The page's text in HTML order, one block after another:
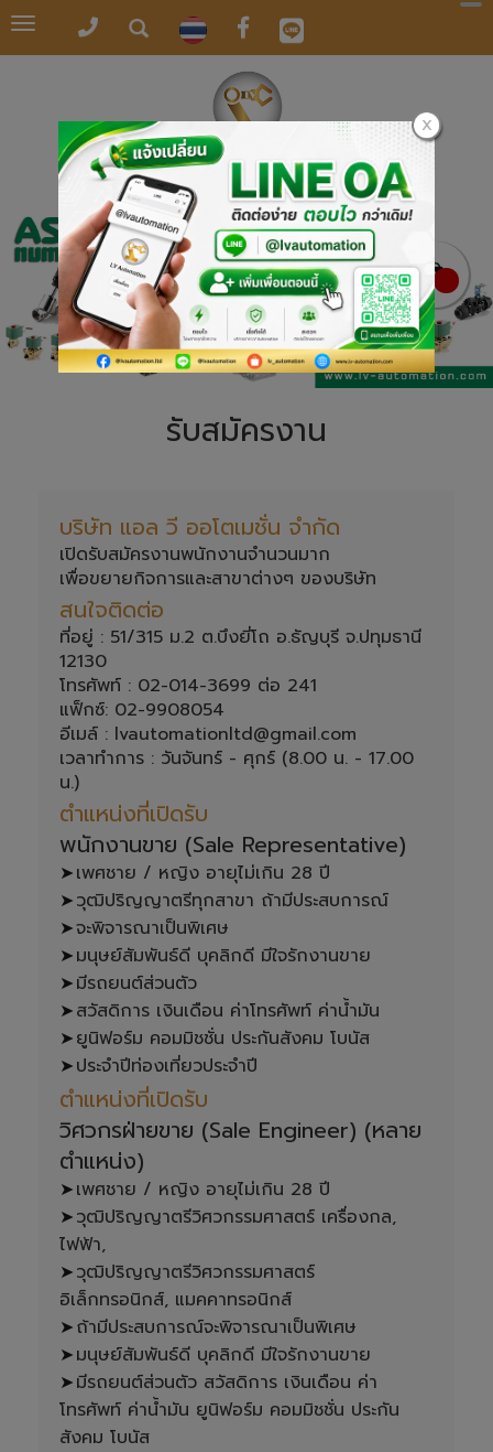
Toggle
navigation
รับสมัครงาน
บริษัท แอล วี ออโตเมชั่น จำกัด
เปิดรับสมัครงานพนักงานจำนวนมาก
เพื่อขยายกิจการและสาขาต่างๆ ของบริษัท
สนใจติดต่อ
ที่อยู่ : 51/315 ม.2 ต.บึงยี่โถ อ.ธัญบุรี จ.ปทุมธานี
12130
โทรศัพท์ : 02-014-3699 ต่อ 241
แฟ็กซ์: 02-9908054
อีเมล์ : lvautomationltd@gmail.com
เวลาทำการ : วันจันทร์ - ศุกร์ (8.00 น. - 17.00
น.)
ตำแหน่งที่เปิดรับ
พนักงานขาย (Sale Representative)
วุฒิปริญญาตรีทุกสาขา ถ้ามีประสบการณ์
มีรถยนต์ส่วนตัว
ยูนิฟอร์ม คอมมิชชั่น ประกันสังคม โบนัส
ตำแหน่งที่เปิดรับ
วิศวกรฝ่ายขาย (Sale Engineer) (หลาย
ตำแหน่ง)
วุฒิปริญญาตรีวิศวกรรมศาสตร์ เครื่องกล,
ไฟฟ้า,
วุฒิปริญญาตรีวิศวกรรมศาสตร์
อิเล็กทรอนิกส์, แมคคาทรอนิกส์
มีรถยนต์ส่วนตัว สวัสดิการ เงินเดือน ค่า
โทรศัพท์ ค่าน้ำมัน ยูนิฟอร์ม คอมมิชชั่น ประกัน
สังคม โบนัส